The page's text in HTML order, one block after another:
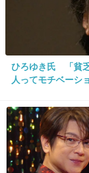
ネタや話題の
ま、でも儲か
ひろゆき氏 「貧
人ってモチベーシ